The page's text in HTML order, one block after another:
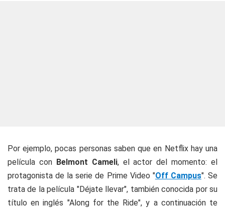
Por ejemplo, pocas personas saben que en Netflix hay una
película con Belmont Cameli, el actor del momento: el
protagonista de la serie de Prime Video "Off Campus". Se
trata de la película "Déjate llevar", también conocida por su
título en inglés "Along for the Ride", y a continuación te